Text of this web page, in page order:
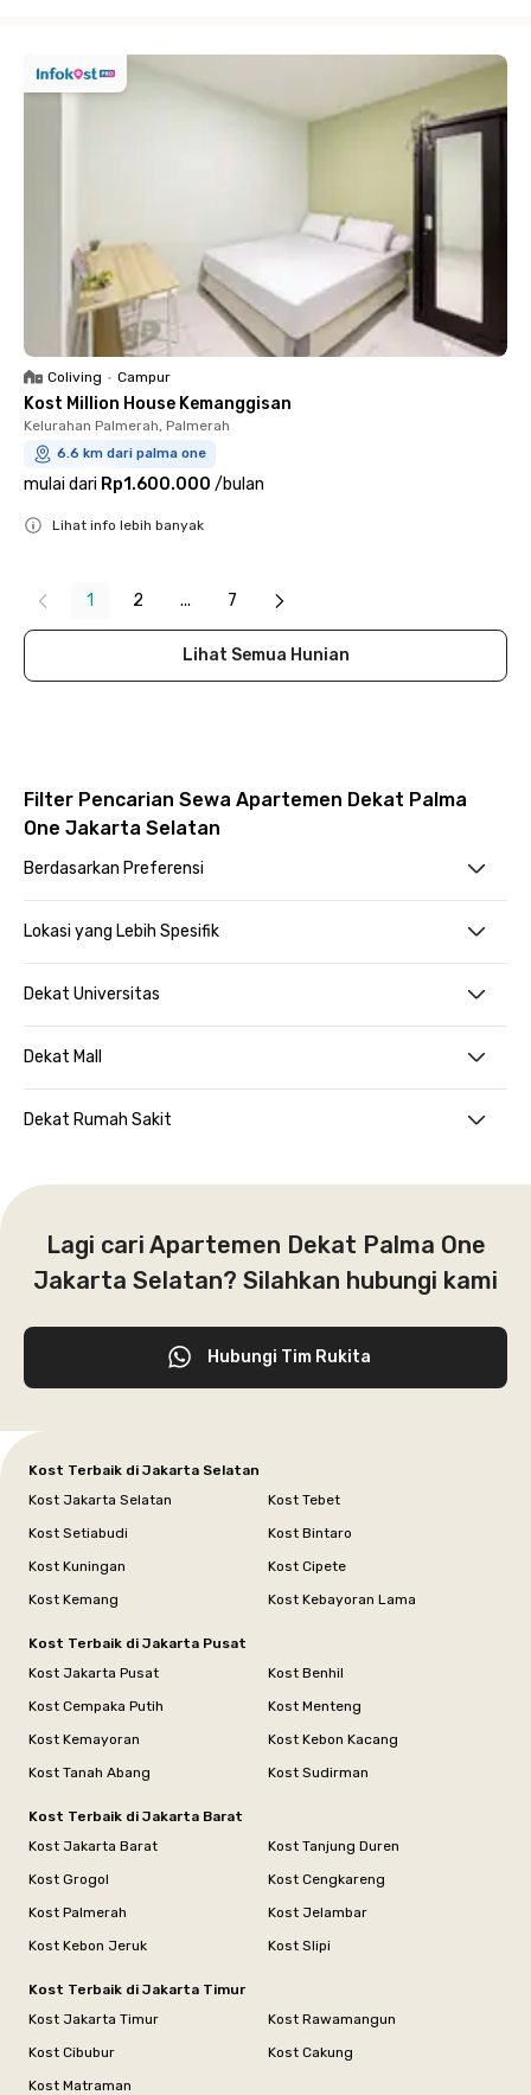
Coliving • Campur
Kost Million House Kemanggisan
Kelurahan Palmerah, Palmerah
6.6 km dari palma one
mulai dari Rp1.600.000 /bulan
Lihat info lebih banyak
1 2 ... 7
Lihat Semua Hunian
Filter Pencarian Sewa Apartemen Dekat Palma
One Jakarta Selatan
Berdasarkan Preferensi
Lokasi yang Lebih Spesifik
Dekat Universitas
Dekat Mall
Dekat Rumah Sakit
Lagi cari Apartemen Dekat Palma One
Jakarta Selatan? Silahkan hubungi kami
Hubungi Tim Rukita
Kost Terbaik di Jakarta Selatan
Kost Jakarta Selatan
Kost Tebet
Kost Setiabudi
Kost Bintaro
Kost Kuningan
Kost Cipete
Kost Kemang
Kost Kebayoran Lama
Kost Terbaik di Jakarta Pusat
Kost Jakarta Pusat
Kost Benhil
Kost Cempaka Putih
Kost Menteng
Kost Kemayoran
Kost Kebon Kacang
Kost Tanah Abang
Kost Sudirman
Kost Terbaik di Jakarta Barat
Kost Jakarta Barat
Kost Tanjung Duren
Kost Grogol
Kost Cengkareng
Kost Palmerah
Kost Jelambar
Kost Kebon Jeruk
Kost Slipi
Kost Terbaik di Jakarta Timur
Kost Jakarta Timur
Kost Rawamangun
Kost Cibubur
Kost Cakung
Kost Matraman